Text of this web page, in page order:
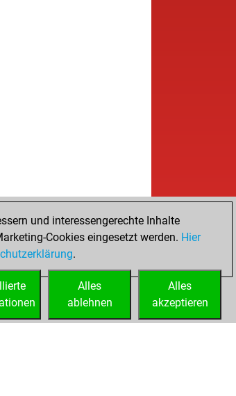
und interessengerechte Inhalte
Cookies eingesetzt werden. Hier
.
Alles
akzeptieren
Alles
ablehnen